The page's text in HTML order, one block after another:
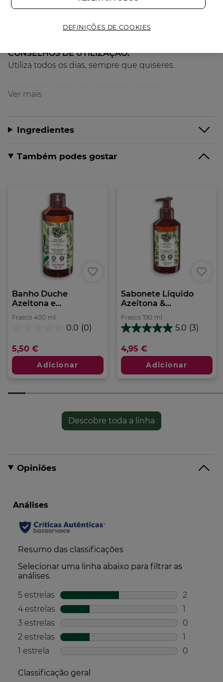
delicadamente perfumadas com a sua fórmula
CONSELHOS DE UTILIZAÇÃO:
Utiliza todos os dias, sempre que quiseres.
COMPROMISSO COSMÉTIQUE VÉGÉTAL®
• Sem Silicone
•Sem Corantes
Ingredientes
Também podes gostar
Banho Duche
Azeitona e...
Frasco 400 ml
0.0 (0)
5
estrelas.
5,50 €
Adicionar
Sabonete Líquido
Azeitona &...
Frasco 190 ml
5.0 (3)
5.0
5
estrelas.
análises
4,95 €
Adicionar
Descobre toda a linha
Opiniões
DEFINIÇÕES DE COOKIES